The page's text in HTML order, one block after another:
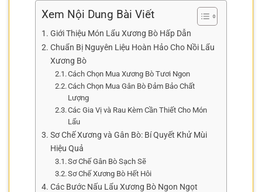
Xem Nội Dung Bài Viết
Giới Thiệu Món Lẩu Xương Bò Hấp Dẫn
Chuẩn Bị Nguyên Liệu Hoàn Hảo Cho Nồi Lẩu
Xương Bò
Cách Chọn Mua Xương Bò Tươi Ngon
Cách Chọn Mua Gân Bò Đảm Bảo Chất
Lượng
Các Gia Vị và Rau Kèm Cần Thiết Cho Món
Lẩu
Sơ Chế Xương và Gân Bò: Bí Quyết Khử Mùi
Hiệu Quả
Sơ Chế Gân Bò Sạch Sẽ
Sơ Chế Xương Bò Hết Hôi
Các Bước Nấu Lẩu Xương Bò Ngon Ngọt